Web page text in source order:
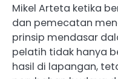
Mikel Arteta ketika
dan pemecatan
prinsip mendasar
pelatih tidak hanya
hasil di lapangan,